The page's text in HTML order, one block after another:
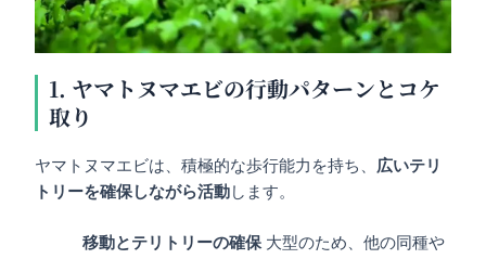
1. ヤマトヌマエビの行動パターンとコケ
取り
ヤマトヌマエビは、積極的な歩行能力を持ち、 広いテリ
トリーを確保しながら活動します。
移動とテリトリーの確保 大型のため、他の同種や